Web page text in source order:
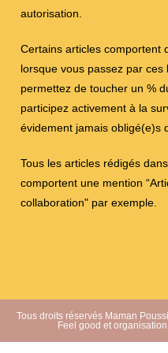
autorisation.
Certains articles comportent
lorsque vous passez par
permettez de toucher un %
participez activement à la
évidement jamais obligé(e)s
Tous les articles rédigés
comportent une mention
collaboration" par exemple.
Tous droits réservés Maman
Feel good et